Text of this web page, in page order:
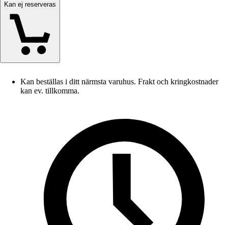
Kan ej reserveras
Kan beställas i ditt närmsta varuhus. Frakt och kringkostnader
kan ev. tillkomma.